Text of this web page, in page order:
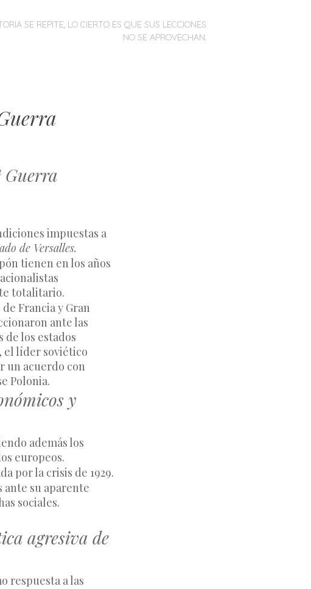
SE REPITE, LO CIERTO ES QUE SUS LECCIONES
NO SE APROVECHAN.
Guerra
de Versalles.
tienen en los años
totalitario.
Francia y Gran
ante las
de los estados
el líder soviético
un acuerdo con
Polonia.
y
además los
europeos.
por la crisis de 1929.
ante su aparente
sociales.
agresiva de
respuesta a las